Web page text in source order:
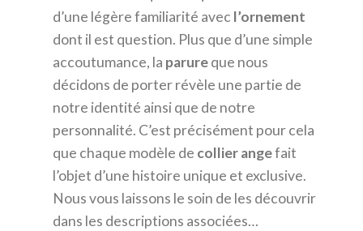
d’une légère familiarité avec l’ornement
dont il est question. Plus que d’une simple
accoutumance, la parureque nous
décidons de porter révèle une partie de
notre identité ainsi que de notre
personnalité. C’est précisément pour cela
que chaque modèle de collierangefait
l’objet d’une histoire unique et exclusive.
Nous vous laissons le soin de les découvrir
dans les descriptions associées…